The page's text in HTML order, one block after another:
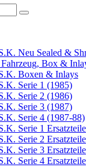
Neu Sealed &
Box &
Boxen & Inlays
Serie 1 (1985)
Serie 2 (1986)
Serie 3 (1987)
Serie 4 (1987-88)
Serie 1 Ersatzteile
Serie 2 Ersatzteile
Serie 3 Ersatzteile
Serie 4 Ersatzteile